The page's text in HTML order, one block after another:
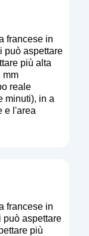
francese in
può aspettare
più alta
mm
reale
minuti), in a
e l'area
francese in
aspettare
più